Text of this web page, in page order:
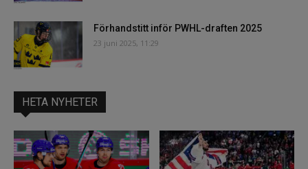
Förhandstitt inför PWHL-draften 2025
23 juni 2025, 11:29
HETA NYHETER